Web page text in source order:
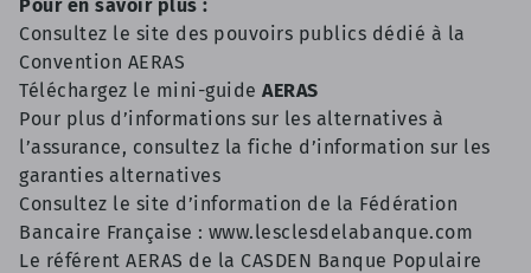
Pour en savoir plus :
Consultez le site des pouvoirs publics dédié à la
Convention AERAS
Téléchargez le mini-guide AERAS
Pour plus d’informations sur les alternatives à
l’assurance, consultez la fiche d’information sur les
garanties alternatives
Consultez le site d’information de la Fédération
Bancaire Française : www.lesclesdelabanque.com
Le référent AERAS de la CASDEN Banque Populaire